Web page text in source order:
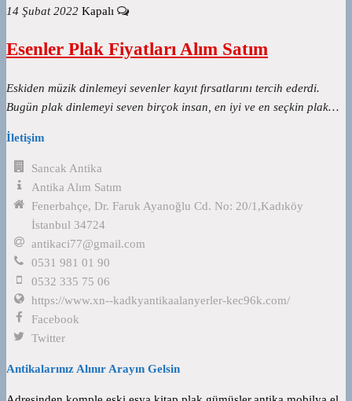
14 Şubat 2022 Kapalı
Esenler Plak Fiyatları Alım Satım
Eskiden müzik dinlemeyi sevenler kayıt fırsatlarını tercih ederdi.
Bugün plak dinlemeyi seven birçok insan, en iyi ve en seçkin plak…
İletişim
Sancak Antika
Antika Alım Satım
Fenerbahçe, Dr. Faruk Ayanoğlu Cd. No: 20/1,Kadıköy
İstanbul 34724
antikaci77@gmail.com
0531 981 01 90
0532 335 75 06
https://www.xn--kadkyantikaalanyerler-kec96k.com/
Facebook
Twitter
Antikalarınız Alınır Arayın Gelsin